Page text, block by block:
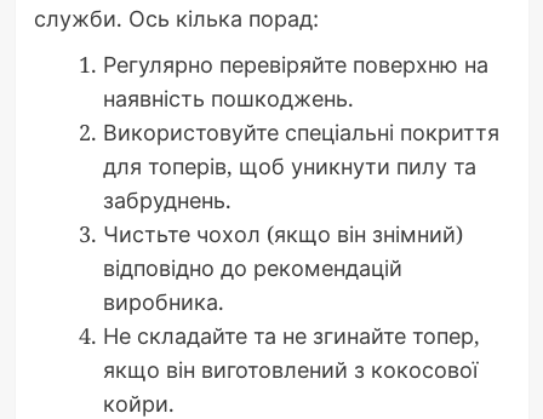
служби. Ось кілька порад:
Регулярно перевіряйте поверхню на
наявність пошкоджень.
Використовуйте спеціальні покриття
для топерів, щоб уникнути пилу та
забруднень.
Чистьте чохол (якщо він знімний)
відповідно до рекомендацій
виробника.
Не складайте та не згинайте топер,
якщо він виготовлений з кокосової
койри.